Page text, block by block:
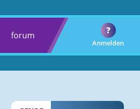
forum
Anmelden
?